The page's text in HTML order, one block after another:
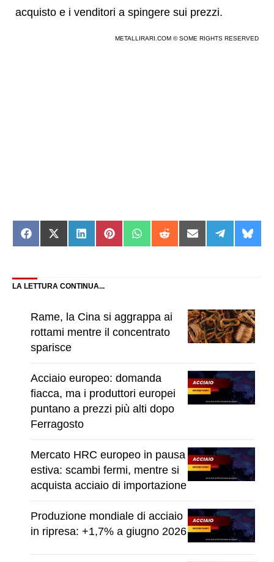
acquisto e i venditori a spingere sui prezzi.
METALLIRARI.COM © SOME RIGHTS RESERVED
Share
on
Share
on
Share
on
Share
on
Share
on
Share
on
Share
on
Share
on
on
LA LETTURA CONTINUA...
Rame, la Cina si aggrappa ai
rottami mentre il concentrato
sparisce
Acciaio europeo: domanda
fiacca, ma i produttori europei
puntano a prezzi più alti dopo
Ferragosto
Mercato HRC europeo in pausa
estiva: scambi fermi, mentre si
acquista acciaio di importazione
Produzione mondiale di acciaio
in ripresa: +1,7% a giugno 2026